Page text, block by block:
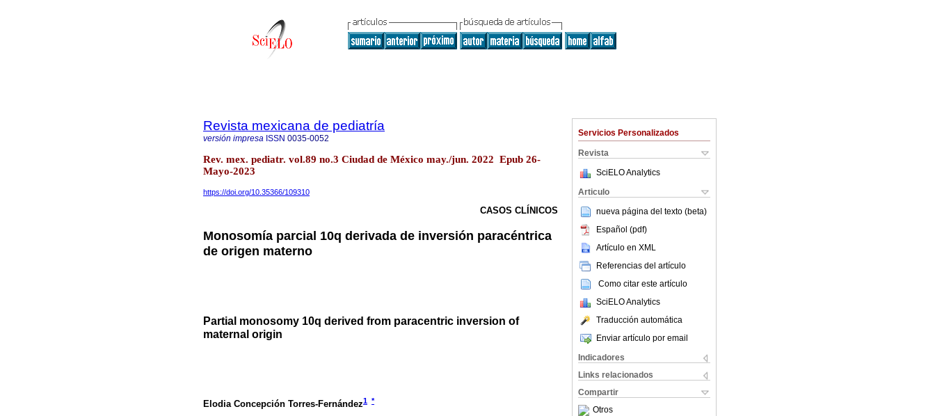
Servicios Personalizados
Revista
SciELO Analytics
Articulo
nueva página del texto (beta)
Español (pdf)
Artículo en XML
Referencias del artículo
Como citar este artículo
SciELO Analytics
Traducción automática
Enviar artículo por email
Indicadores
Links relacionados
Compartir
Otros
Revista mexicana de pediatría
versión impresa ISSN 0035-0052
Rev. mex. pediatr. vol.89 no.3 Ciudad de México may./jun. 2022 Epub 26-
Mayo-2023
https://doi.org/10.35366/109310
CASOS CLÍNICOS
Monosomía parcial 10q derivada de inversión paracéntrica
de origen materno
Partial monosomy 10q derived from paracentric inversion of
maternal origin
Elodia Concepción Torres-Fernández1 *